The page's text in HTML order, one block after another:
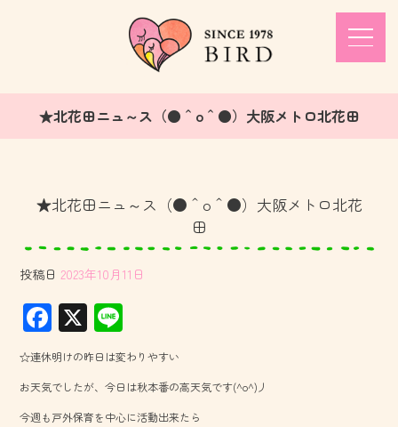
★北花田ニュ～ス（●＾o＾●）大阪メトロ北花田
★北花田ニュ～ス（●＾o＾●）大阪メトロ北花
田
投稿日 2023年10月11日
F
ac
e
b
X
ne
☆連休明けの昨日は変わりやすい
お天気でしたが、今日は秋本番の高天気です(^o^)丿
今週も戸外保育を中心に活動出来たら